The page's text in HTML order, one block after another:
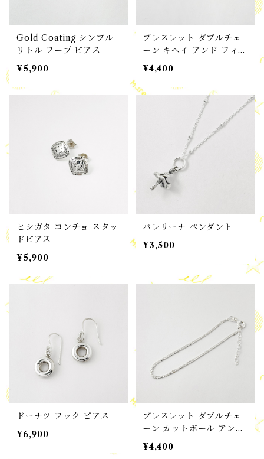
Gold Coating シンプル
リトル フープ ピアス
¥5,900
ブレスレット ダブルチェ
ーン キヘイ アンド フィガ
ロチェーン ブレスレット
¥4,400
ヒシガタ コンチョ スタッ
ドピアス
¥5,900
バレリーナ ペンダント
¥3,500
ドーナツ フック ピアス
¥6,900
ブレスレット ダブルチェ
ーン カットボール アンド
スモールアズキ ブレスレ
ット
¥4,400